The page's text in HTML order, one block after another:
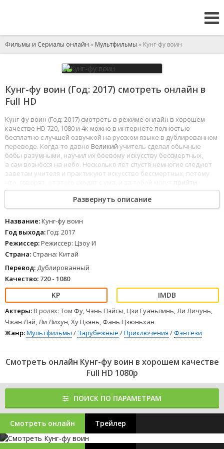
Фильмы и Сериалы онлайн » Мультфильмы » Кунг-фу воин
Кунг-фу воин (Год: 2017) смотреть онлайн в
Full HD
Кунг-фу воин (Год: 2017) смотреть в режиме онлайн в хорошем
качестве HD 720, 1080 и 4к можно в интернете полностью
бесплатно с лучшей озвучкой на русском языке в дублированном
переводе. Когда-то давно Великий учитель сделал обычные
бобы разумными, научил их боевому искусству бессмертных,
а сам вознёсся на небо. Несколько лет спустя немногие следуют
заветам учителя и практикуют искусство бессмертных, потому
прийти
тёмные чудовища. Но Дошик не из слабаков. Несмотря
на увещевания свой подруги Дуси, парень упорно занимается,
поэтому горожане и сдают его в местный дурдом. А там
оказывается гораздо интересней, чем мог предположить
Дошик - он встречает одного из мастеров, про которого читал
в книге.
1234 5 67 8
Развернуть описание
Название:Кунг-фу воин
Год выхода:Год: 2017
Режиссер:Режиссер: Цзоу И
Страна: Страна: Китай
Перевод: Дублированный
Качество: 720 - 1080
Актеры:В ролях: Том Фу, Чэнь Пэйсы, Цзи Гуаньлинь, Ли Личунь,
Чжан Лэй, Ли Лихун, Ху Цзянь, Фань Цзюньхан
Жанр:Мультфильмы / Зарубежные /Приключения /Фэнтези
Смотреть онлайн Кунг-фу воин в хорошем качестве
Full HD 1080p
ПОИСК ПО ПАРАМЕТРАМ
Смотреть онлайн Трейлер